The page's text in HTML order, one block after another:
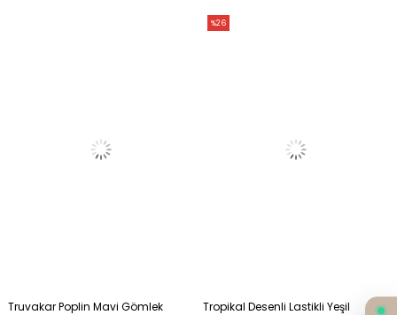
Truvakar Poplin Mavi Gömlek
Tropikal Desenli Lastikli Yeşil
%26